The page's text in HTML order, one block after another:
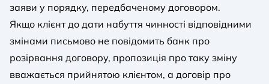
заяви у порядку, передбаченому договором.
Якщо клієнт до дати набуття чинності відповідними
змінами письмово не повідомить банк про
розірвання договору, пропозиція про таку зміну
вважається прийнятою клієнтом, а договір про